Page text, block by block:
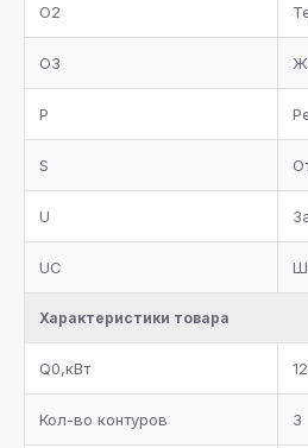
Коллектор всасывания с
Два предохранительных
вентилем на ресивере
Запорные вентили на агрегате
Отделитель масла с
реле низкого уровня масла,
запорный вентиль,
линию возврата масла в
Система регулирования
линии нагнетания
O2
O3
P
S
U
UC
Характеристики товара
Q0,кВт
Кол-во контуров 3